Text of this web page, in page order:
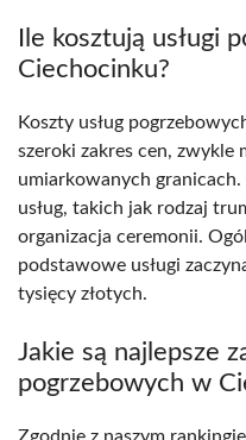
Ile kosztują usługi
Ciechocinku?
Koszty usług
szeroki zakres cen, zwykle
umiarkowanych
usług, takich jak rodzaj
organizacja ceremonii.
podstawowe usługi
tysięcy złotych.
Jakie są najlepsze
pogrzebowych w